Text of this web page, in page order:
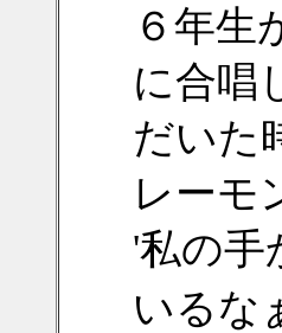
６年生
に合唱
だいた
レーモ
'私の手
いるな